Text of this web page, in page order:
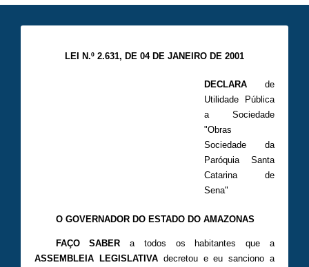
LEI N.º 2.631, DE 04 DE JANEIRO DE 2001
DECLARAde
Utilidade Pública
a Sociedade
"Obras
Sociedade da
Paróquia Santa
Catarina de
Sena"
O GOVERNADOR DO ESTADO DO AMAZONAS
FAÇO SABER a todos os habitantes que a
ASSEMBLEIA LEGISLATIVAdecretou e eu sanciono a